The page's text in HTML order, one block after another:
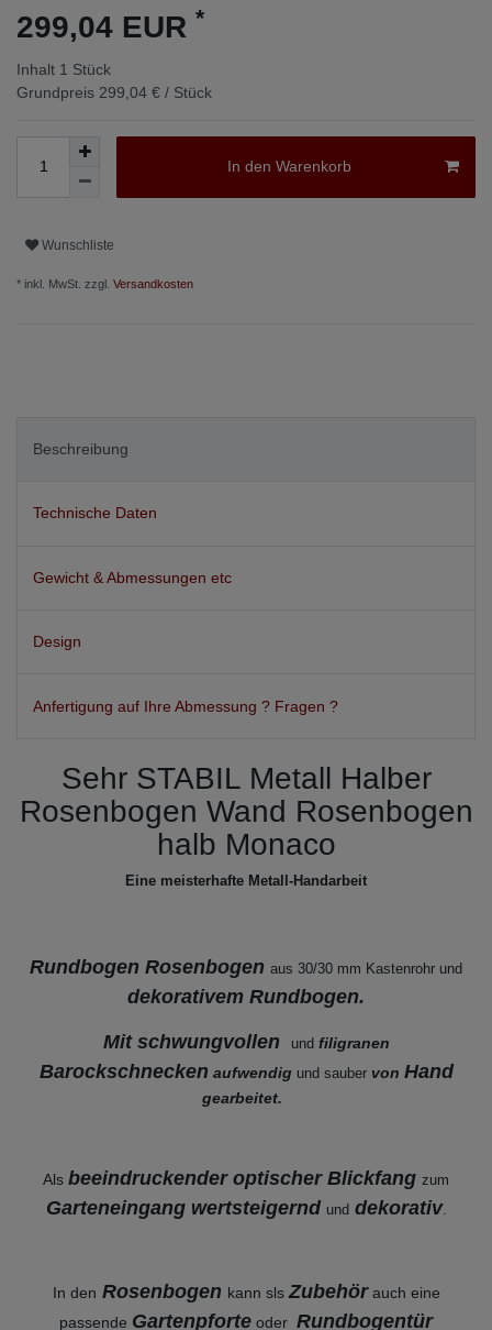
299,04 EUR *
Inhalt 1 Stück
Grundpreis 299,04 € / Stück
In den Warenkorb
Wunschliste
* inkl. MwSt. zzgl. Versandkosten
Beschreibung
Technische Daten
Gewicht & Abmessungen etc
Design
Anfertigung auf Ihre Abmessung ? Fragen ?
Sehr STABIL Metall Halber
Rosenbogen Wand Rosenbogen
halb Monaco
Eine meisterhafte Metall-Handarbeit
Rundbogen Rosenbogen aus 30/30 mm Kastenrohr und
dekorativem Rundbogen.
Mit schwungvollen und filigranen
Barockschnecken aufwendig und saubervon Hand
gearbeitet.
Als beeindruckender optischer Blickfang zum
Garteneingang wertsteigernd unddekorativ.
In den Rosenbogen kann sls Zubehörauch eine
passende Gartenpforte oder Rundbogentür